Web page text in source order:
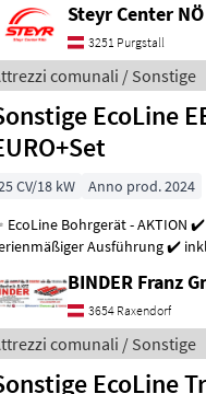
Steyr Center
3251 Purgstall
comunali / Sonstige
EcoLine
CV/18 kW
Anno prod. 2024
EcoLine Bohrgerät - AKTION
Ausführung ✔️
BINDER Franz
3654 Raxendorf
comunali / Sonstige
EcoLine